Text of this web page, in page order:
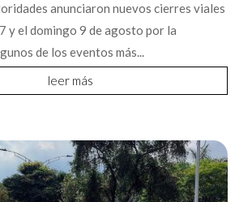
anunciaron nuevos cierres viales
y el domingo 9 de agosto por la
de los eventos más...
leer más